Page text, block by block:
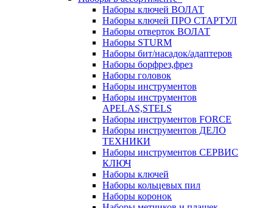
Наборы ключей ВОЛАТ
Наборы ключей ПРО СТАРТУЛ
Наборы отверток ВОЛАТ
Наборы STURM
Наборы бит/насадок/адаптеров
Наборы борфрез,фрез
Наборы головок
Наборы инструментов
Наборы инструментов
APELAS,STELS
Наборы инструментов FORCE
Наборы инструментов ДЕЛО
ТЕХНИКИ
Наборы инструментов СЕРВИС
КЛЮЧ
Наборы ключей
Наборы кольцевых пил
Наборы коронок